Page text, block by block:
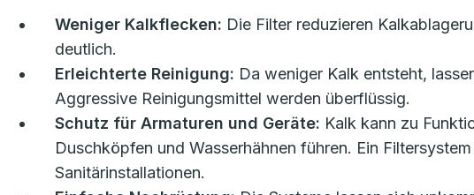
Weniger Kalkflecken: Die Filter reduzieren
deutlich.
Erleichterte Reinigung: Da weniger Kalk entsteht,
Aggressive Reinigungsmittel werden überflüssig.
Schutz für Armaturen und Geräte: Kalk kann zu
Duschköpfen und Wasserhähnen führen. Ein
Sanitärinstallationen.